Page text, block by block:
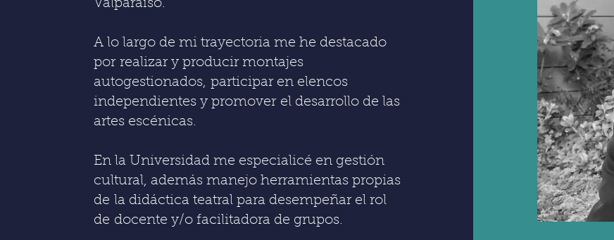
Valparaíso.
A lo largo de mi trayectoria me he destacado
por realizar y producir montajes
autogestionados, participar en elencos
independientes y promover el desarrollo de las
artes escénicas.
En la Universidad me especialicé en gestión
cultural, además manejo herramientas propias
de la didáctica teatral para desempeñar el rol
de docente y/o facilitadora de grupos.